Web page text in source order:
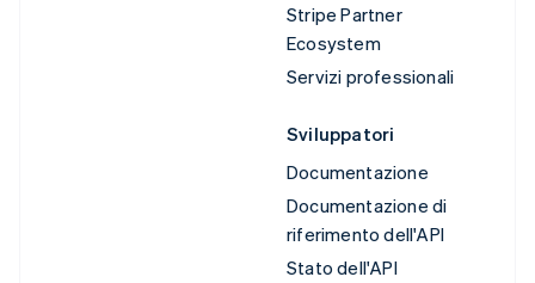
Stripe Partner
Ecosystem
Servizi professionali
Sviluppatori
Documentazione
Documentazione di
riferimento dell'API
Stato dell'API